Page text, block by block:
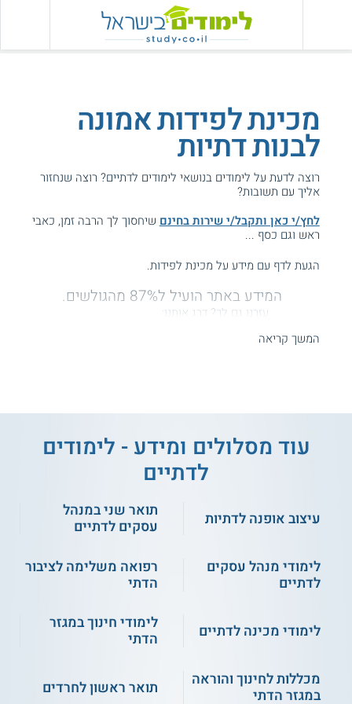
מכינת לפידות אמונה
לבנות דתיות
רוצה לדעת על לימודים בנושאי לימודים לדתיים? רוצה שנחזור
אליך עם תשובות?
לחץ/י כאן ותקבל/י שירות בחינם שיחסוך לך הרבה זמן, כאבי
ראש וגם כסף ...
הגעת לדף עם מידע על מכינת לפידות.
המידע באתר הועיל ל87% מהגולשים.
עזרנו גם לך? דרג אותנו:
מכינת לפידות אמונה - מכינה קדם צבאית לבנות דתיות
"לפידות אמונה" הינה מכינה קדם צבאית לבנות דתיות, המקנה
הכנה לשירות צבאי משמעותי, ולחיי אמונה ורוח. מטרת המכינה
לסייע לצעירות בפרק זמן משמעותי זה בחייהן, ולסייע בבניית
וכמנהיגות חברתיות.
העולים בשירות הצבאי, ובהמשך החיים. אחד הערכים המרכזיים
במכינה הינו החיים בקבוצה, הבנות לוקחות חלק פעיל בניהול
המשך קריאה
עוד מסלולים ומידע - לימודים
לדתיים
עיצוב אופנה לדתיות
תואר שני במנהל
עסקים לדתיים
לימודי מנהל עסקים
לדתיים
רפואה משלימה לציבור
הדתי
לימודי מכינה לדתיים
לימודי חינוך במגזר
הדתי
מכללות לחינוך והוראה
במגזר הדתי
תואר ראשון לחרדים